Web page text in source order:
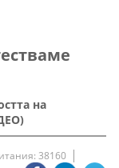
на
38160